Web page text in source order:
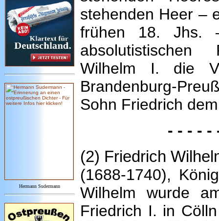
Hermann Sudermann
stehenden Heer –
frühen 18. Jhs.
absolutistischen
Wilhelm I. die
Brandenburg-
Sohn Friedrich
- - - - -
(2) Friedrich
(1688-1740),
Wilhelm wurde
Friedrich I. in